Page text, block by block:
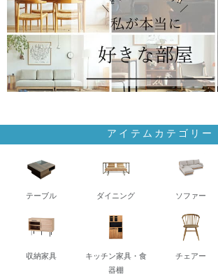
アイテムカテゴリー
テーブル ダイニング ソファー
収納家具
キッチン家具・食
器棚
チェアー